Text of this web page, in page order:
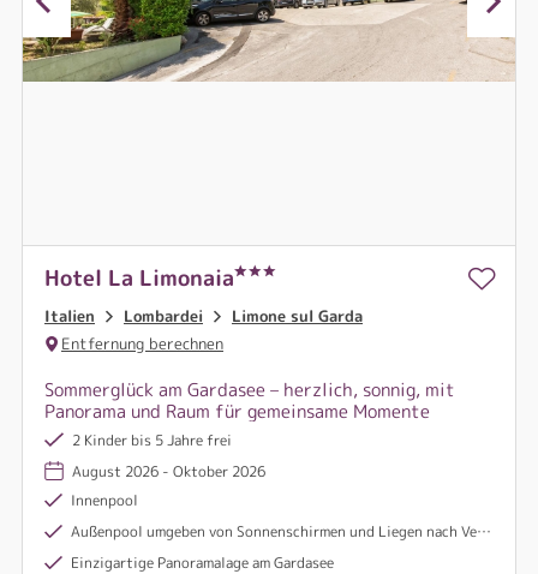
Hotel La Limonaia
Italien Lombardei
Limone sul Garda
Entfernung berechnen
Sommerglück am Gardasee – herzlich, sonnig, mit
Panorama und Raum für gemeinsame Momente
2 Kinder bis 5 Jahre frei
August 2026 - Oktober 2026
Innenpool
Außenpool umgeben von Sonnenschirmen und Liegen nach Verfügbarkeit
Einzigartige Panoramalage am Gardasee